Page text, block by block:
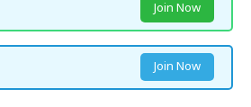
Join Now
Join Now